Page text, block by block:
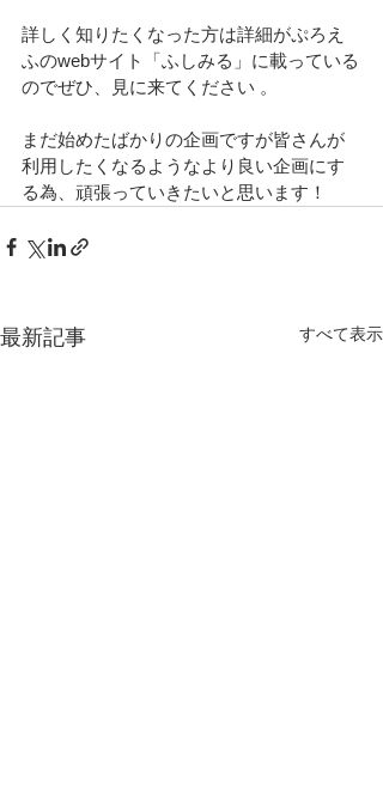
詳しく知りたくなった方は詳細がぷろえ
ふのwebサイト「ふしみる」に載っている
のでぜひ、見に来てください 。
まだ始めたばかりの企画ですが皆さんが
利用したくなるようなより良い企画にす
る為、頑張っていきたいと思います！
最新記事 すべて表示